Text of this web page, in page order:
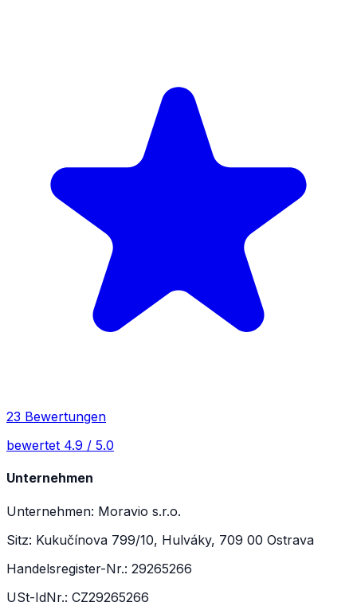
23 Bewertungen
bewertet 4.9 / 5.0
Unternehmen
Unternehmen: Moravio s.r.o.
Sitz: Kukučínova 799/10, Hulváky, 709 00 Ostrava
Handelsregister-Nr.: 29265266
USt-IdNr.: CZ29265266